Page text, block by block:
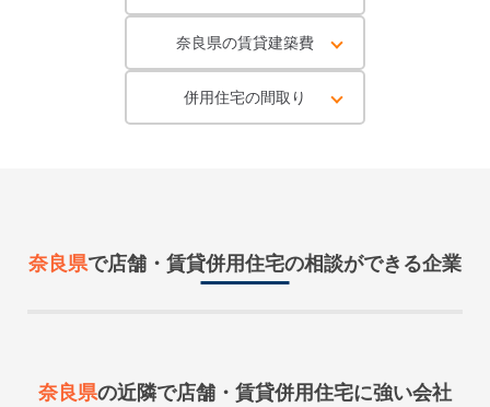
奈良県の賃貸建築費
併用住宅の間取り
奈良県で店舗・賃貸併用住宅の相談ができる企業
奈良県の近隣で店舗・賃貸併用住宅に強い会社